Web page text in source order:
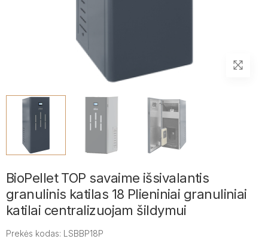
BioPellet TOP savaime išsivalantis
granulinis katilas 18 Plieniniai granuliniai
katilai centralizuojam šildymui
Prekės kodas: LSBBP18P